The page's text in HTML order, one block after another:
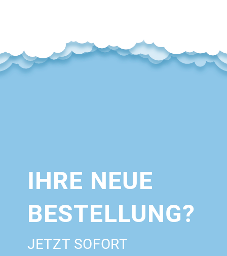
IHRE NEUE
BESTELLUNG?
JETZT SOFORT